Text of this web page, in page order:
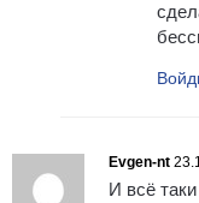
Evgen-nt
И всё